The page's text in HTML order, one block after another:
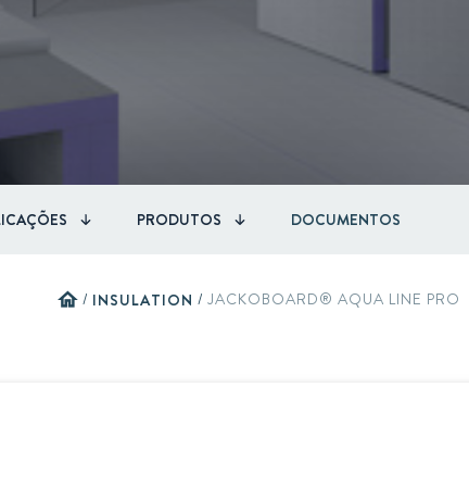
RAW
PRODUTOS DOCUMENTOS
home / INSULATION / JACKOBOARD® AQUA LINE PRO